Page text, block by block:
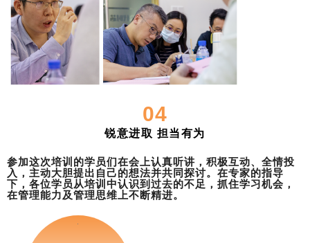
04
锐意进取 担当有为
参加这次培训的学员们在会上认真听讲，积极互动、全情投
入，主动大胆提出自己的想法并共同探讨。在专家的指导
下，各位学员从培训中认识到过去的不足，抓住学习机会，
在管理能力及管理思维上不断精进。